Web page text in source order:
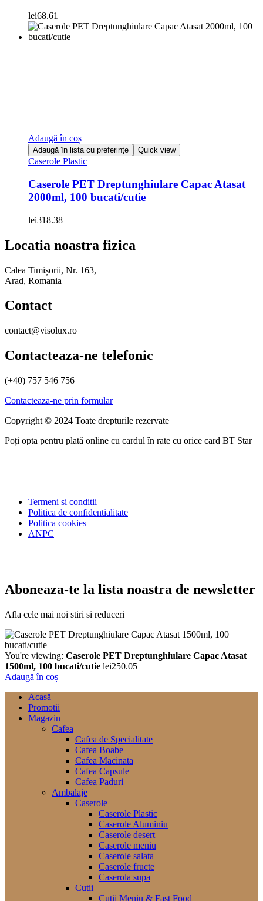
lei68.61
Adaugă în coș
Adaugă în lista cu preferințe Quick view
Caserole Plastic
Caserole PET Dreptunghiulare Capac Atasat
2000ml, 100 bucati/cutie
lei318.38
Locatia noastra fizica
Calea Timișorii, Nr. 163,
Arad, Romania
Contact
contact@visolux.ro
Contacteaza-ne telefonic
(+40) 757 546 756
Contacteaza-ne prin formular
Copyright © 2024 Toate drepturile rezervate
Poți opta pentru plată online cu cardul în rate cu orice card BT Star
Termeni si conditii
Politica de confidentialitate
Politica cookies
ANPC
Aboneaza-te la lista noastra de newsletter
Afla cele mai noi stiri si reduceri
You're viewing: Caserole PET Dreptunghiulare Capac Atasat
1500ml, 100 bucati/cutie lei250.05
Adaugă în coș
Acasă
Promotii
Magazin
Cafea
Cafea de Specialitate
Cafea Boabe
Cafea Macinata
Cafea Capsule
Cafea Paduri
Ambalaje
Caserole
Caserole Plastic
Caserole Aluminiu
Caserole desert
Caserole meniu
Caserole salata
Caserole fructe
Caserola supa
Cutii
Cutii Meniu & Fast Food